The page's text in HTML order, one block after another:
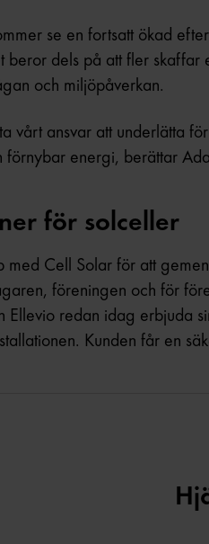
se en fortsatt ökad
beror dels på att fler skaffar
och miljöpåverkan.
vårt ansvar att underlätta
energi, berättar
för solceller
med Cell Solar för att
föreningen och för
Ellevio redan idag erbjuda
Kunden får en